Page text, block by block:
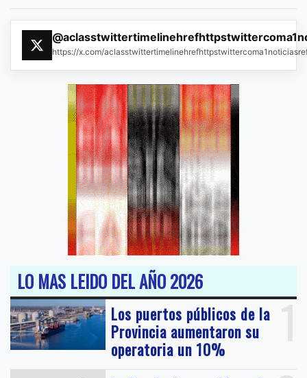
https://x.com/
LO MAS LEIDO DEL AÑO 2026
1
Los puertos públicos de la
Provincia aumentaron su
operatoria un 10%